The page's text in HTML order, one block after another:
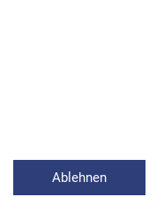
e.V." zum
Ablehnen